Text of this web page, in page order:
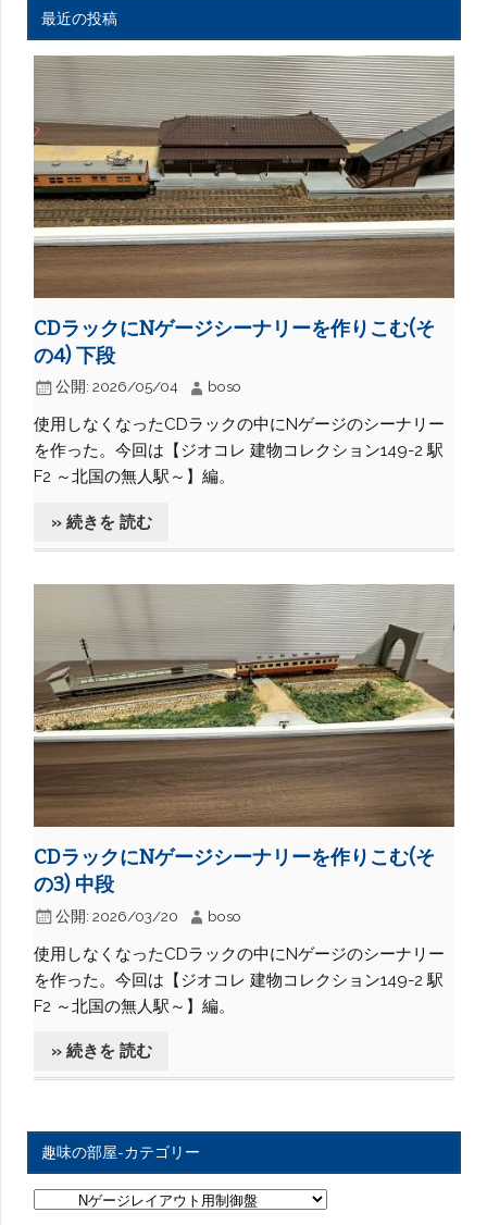
最近の投稿
CDラックにNゲージシーナリーを作りこむ(そ
の4) 下段
公開: 2026/05/04 boso
使用しなくなったCDラックの中にNゲージのシーナリー
を作った。今回は【ジオコレ 建物コレクション149-2 駅
F2 ～北国の無人駅～】編。
» 続きを 読む
CDラックにNゲージシーナリーを作りこむ(そ
の3) 中段
公開: 2026/03/20 boso
使用しなくなったCDラックの中にNゲージのシーナリー
を作った。今回は【ジオコレ 建物コレクション149-2 駅
F2 ～北国の無人駅～】編。
» 続きを 読む
趣味の部屋-カテゴリー
趣
味